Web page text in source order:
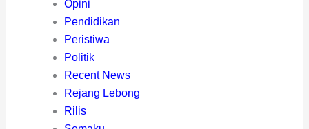
Opini
Pendidikan
Peristiwa
Politik
Recent News
Rejang Lebong
Rilis